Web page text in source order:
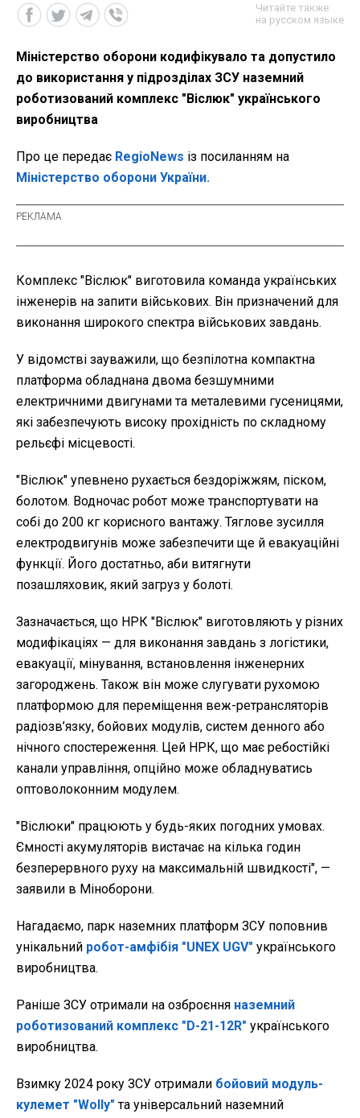
Читайте также
на русском языке
Міністерство оборони кодифікувало та допустило
до використання у підрозділах ЗСУ наземний
роботизований комплекс "Віслюк" українського
виробництва
Про це передає RegioNews із посиланням на
Міністерство оборони України.
Комплекс "Віслюк" виготовила команда українських
інженерів на запити військових. Він призначений для
виконання широкого спектра військових завдань.
У відомстві зауважили, що безпілотна компактна
платформа обладнана двома безшумними
електричними двигунами та металевими гусеницями,
які забезпечують високу прохідність по складному
рельєфі місцевості.
"Віслюк" упевнено рухається бездоріжжям, піском,
болотом. Водночас робот може транспортувати на
собі до 200 кг корисного вантажу. Тяглове зусилля
електродвигунів може забезпечити ще й евакуаційні
функції. Його достатньо, аби витягнути
позашляховик, який загруз у болоті.
Зазначається, що НРК "Віслюк" виготовляють у різних
модифікаціях — для виконання завдань з логістики,
евакуації, мінування, встановлення інженерних
загороджень. Також він може слугувати рухомою
платформою для переміщення веж-ретрансляторів
радіозв’язку, бойових модулів, систем денного або
нічного спостереження. Цей НРК, що має ребостійкі
канали управління, опційно може обладнуватись
оптоволоконним модулем.
"Віслюки" працюють у будь-яких погодних умовах.
Ємності акумуляторів вистачає на кілька годин
безперервного руху на максимальній швидкості", —
заявили в Міноборони.
Нагадаємо, парк наземних платформ ЗСУ поповнив
унікальний робот-амфібія "UNEX UGV" українського
виробництва.
Раніше ЗСУ отримали на озброєння наземний
роботизований комплекс "D-21-12R" українського
виробництва.
Взимку 2024 року ЗСУ отримали бойовий модуль-
кулемет "Wolly" та універсальний наземний